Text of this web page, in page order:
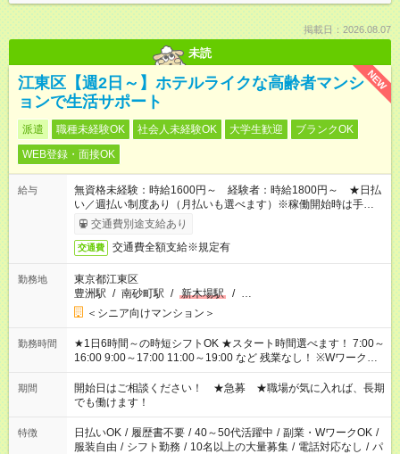
掲載日：2026.08.07
未読
NEW
江東区【週2日～】ホテルライクな高齢者マンシ
ョンで生活サポート
派遣 職種未経験OK 社会人未経験OK 大学生歓迎
ブランクOK
WEB登録・面接OK
給与
無資格未経験：時給1600円～ 経験者：時給1800円～ ★日払
い／週払い制度あり（月払いも選べます）※稼働開始時は手続き
完了次第のお支払いとなります。
交通費別途支給あり
交通費 交通費全額支給※規定有
勤務地
東京都江東区
豊洲駅 / 南砂町駅 / 新木場駅 / …
＜シニア向けマンション＞
勤務時間
★1日6時間～の時短シフトOK ★スタート時間選べます！ 7:00～
16:00 9:00～17:00 11:00～19:00 など 残業なし！ ※Wワークの
場合、他のお仕事と合わせ週40時間超の就業はご案内できませ
ん ※法令に基づき、週20時間以上勤務は社会保険への加入対象
となります ※労働者派遣法（日雇い派遣の原則禁止）により、
短時間・短期間の就業はご案内が難しい場合があります
期間
開始日はご相談ください！ ★急募 ★職場が気に入れば、長期
でも働けます！
特徴 日払いOK / 履歴書不要 / 40～50代活躍中 / 副業・WワークOK /
服装自由 / シフト勤務 / 10名以上の大量募集 / 電話対応なし / パ